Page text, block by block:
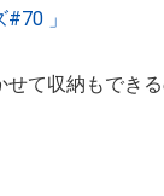
」
て収納もできる